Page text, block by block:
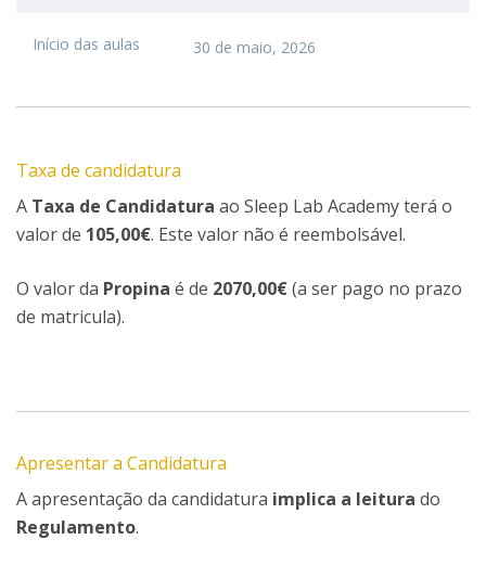
Início das aulas 30 de maio, 2026
Taxa de candidatura
A Taxa de Candidatura ao Sleep Lab Academy terá o
valor de 105,00€. Este valor não é reembolsável.
O valor da Propina é de 2070,00€(a ser pago no prazo
de matricula).
Apresentar a Candidatura
A apresentação da candidatura implica a leitura do
Regulamento.